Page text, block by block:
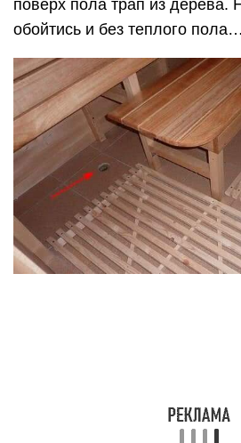
основания
Традиционное строительство
начинается с
обеспечить долгий срок
финишного покрытия, в
основания выполняют
На место будущих полов
минеральную подушку,
Приготовление рабочей